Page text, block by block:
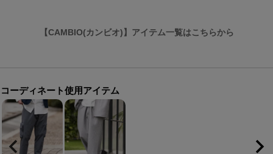
【CAMBIO(カンビオ)】アイテム一覧はこちらから
コーディネート使用アイテム